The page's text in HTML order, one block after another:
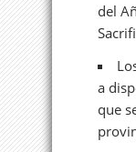
del
a
que